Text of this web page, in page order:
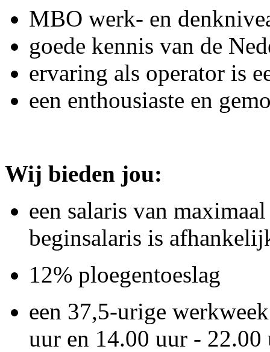
MBO werk- en
goede kennis van de
ervaring als operator is
een enthousiaste en
Wij bieden jou:
een salaris van
beginsalaris is
12% ploegentoeslag
een 37,5-urige
uur en 14.00 uur - 22.00